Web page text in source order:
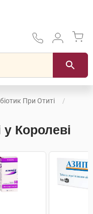
При Отиті
у Королеві